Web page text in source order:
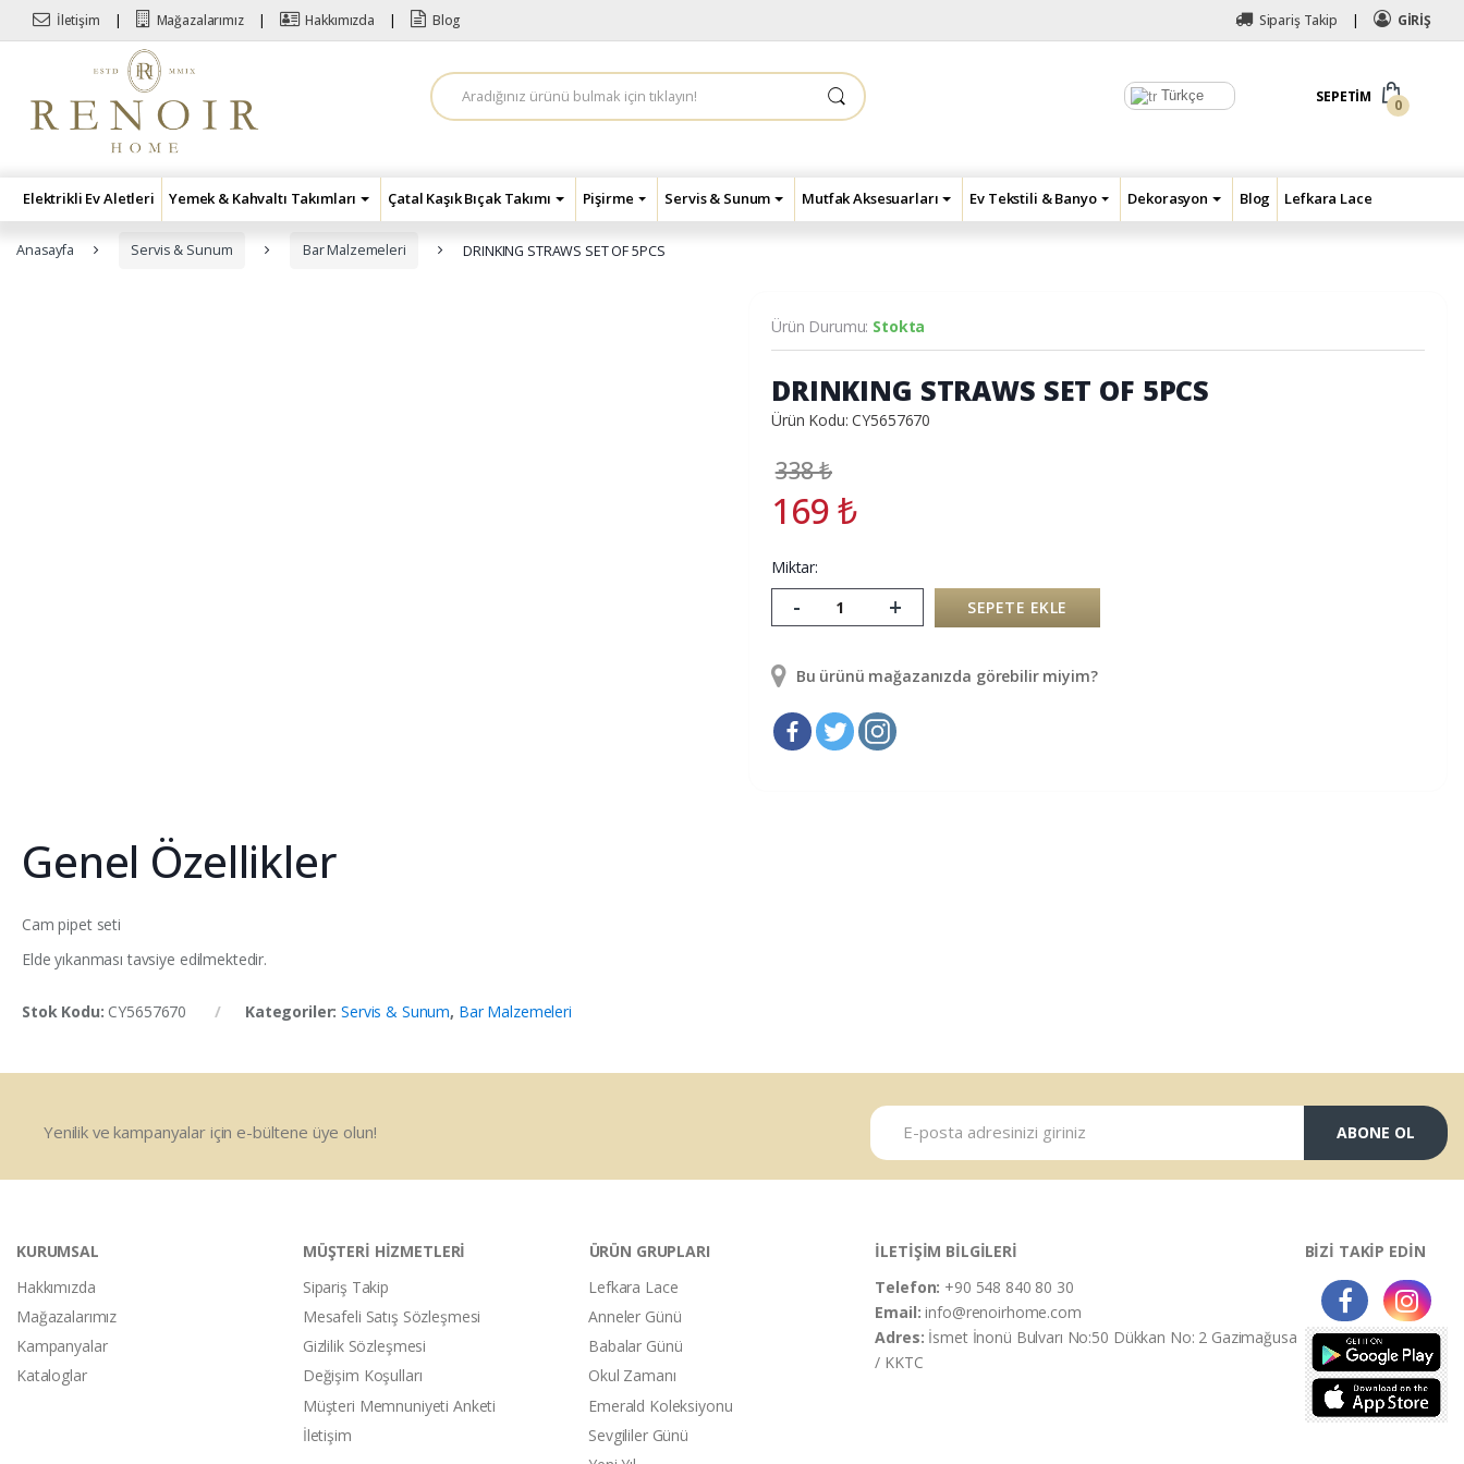
Skip to navigation
Skip to content
İletişim Mağazalarımız Hakkımızda Blog Sipariş Takip GİRİŞ
Türkçe
A
r
a
SEPETIM
0
Elektrikli Ev Aletleri Yemek & Kahvaltı Takımları Çatal Kaşık Bıçak Takımı Pişirme Servis & Sunum Mutfak Aksesuarları Ev Tekstili & Banyo Dekorasyon Blog Lefkara Lace
Anasayfa Servis & Sunum Bar Malzemeleri DRINKING STRAWS SET OF 5PCS
Genel Özellikler
Cam pipet seti
Elde yıkanması tavsiye edilmektedir.
Stok Kodu: CY5657670 Kategoriler:Servis & Sunum, Bar Malzemeleri
Ürün Durumu: Stokta
DRINKING STRAWS SET OF 5PCS
Ürün Kodu: CY5657670
338₺
169₺
Miktar:
- + SEPETE EKLE
Bu ürünü mağazanızda görebilir miyim?
Yenilik ve kampanyalar için e-bültene üye olun! ABONE OL
KURUMSAL
Hakkımızda
Mağazalarımız
Kampanyalar
Kataloglar
MÜŞTERİ HİZMETLERİ
Sipariş Takip
Mesafeli Satış Sözleşmesi
Gizlilik Sözleşmesi
Değişim Koşulları
Müşteri Memnuniyeti Anketi
İletişim
ÜRÜN GRUPLARI
Lefkara Lace
Anneler Günü
Babalar Günü
Okul Zamanı
Emerald Koleksiyonu
Sevgililer Günü
İLETİŞİM BİLGİLERİ
Telefon: +90 548 840 80 30
Email:info@renoirhome.com
Adres: İsmet İnonü Bulvarı No:50 Dükkan No: 2 Gazimağusa
/ KKTC
BİZİ TAKİP EDİN